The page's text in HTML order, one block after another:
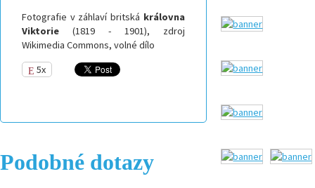
Fotografie v záhlaví britská královna
Viktorie (1819 - 1901), zdroj
Wikimedia Commons, volné dílo
5x
Podobné dotazy